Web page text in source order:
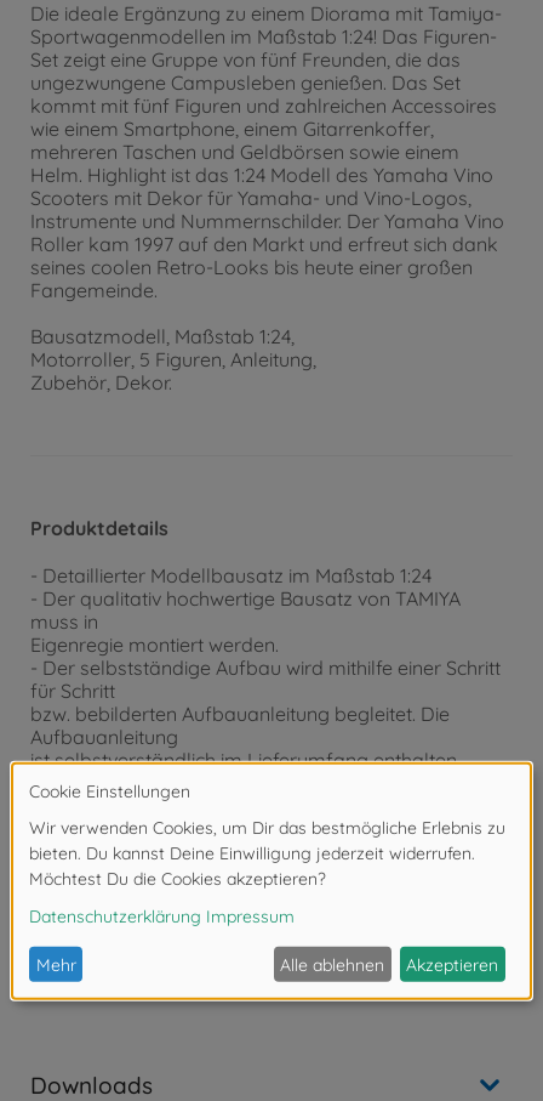
Die ideale Ergänzung zu einem Diorama mit Tamiya-
Sportwagenmodellen im Maßstab 1:24! Das Figuren-
Set zeigt eine Gruppe von fünf Freunden, die das
ungezwungene Campusleben genießen. Das Set
kommt mit fünf Figuren und zahlreichen Accessoires
wie einem Smartphone, einem Gitarrenkoffer,
mehreren Taschen und Geldbörsen sowie einem
Helm. Highlight ist das 1:24 Modell des Yamaha Vino
Scooters mit Dekor für Yamaha- und Vino-Logos,
Instrumente und Nummernschilder. Der Yamaha Vino
Roller kam 1997 auf den Markt und erfreut sich dank
seines coolen Retro-Looks bis heute einer großen
Fangemeinde.
Bausatzmodell, Maßstab 1:24,
Motorroller, 5 Figuren, Anleitung,
Zubehör, Dekor.
Produktdetails
- Detaillierter Modellbausatz im Maßstab 1:24
- Der qualitativ hochwertige Bausatz von TAMIYA
muss in
Eigenregie montiert werden.
- Der selbstständige Aufbau wird mithilfe einer Schritt
für Schritt
bzw. bebilderten Aufbauanleitung begleitet. Die
Aufbauanleitung
ist selbstverständlich im Lieferumfang enthalten.
- Auf Basis der Aufbauanleitung müssen die
passgenauen Einzelteile
zusammengefügt werden. Eine Lackierung der Teile
kann nach
eigenen Vorstellungen vorgenommen werden.
Lieferumfang des
Plastikbausatzes nicht enthalten. Diese müssen
optional erworben
werden.
Downloads